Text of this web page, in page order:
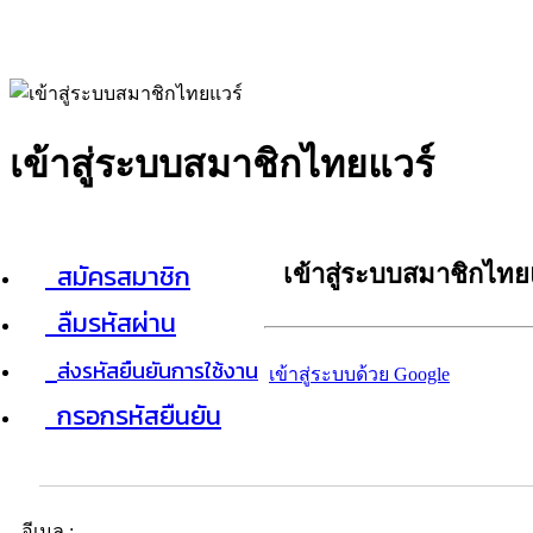
เข้าสู่ระบบสมาชิกไทยแวร์
สมัครสมาชิก
ลืมรหัสผ่าน
ส่งรหัสยืนยันการใช้งาน
กรอกรหัสยืนยัน
เข้าสู่ระบบสมาชิกไท
เข้าสู่ระบบด้วย Google